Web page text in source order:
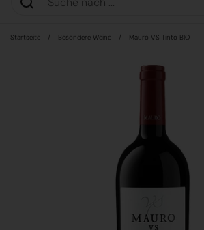
Startseite / Besondere Weine / Mauro VS Tinto BIO